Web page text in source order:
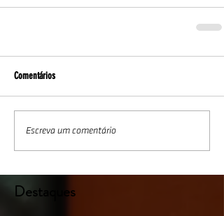
Comentários
Escreva um comentário
Destaques